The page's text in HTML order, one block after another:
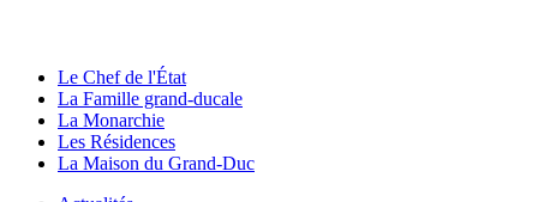
Le Chef de l'État
La Famille grand-ducale
La Monarchie
Les Résidences
La Maison du Grand-Duc